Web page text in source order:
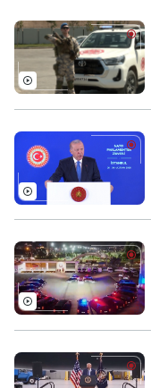
Chuyên mục
Thời sự
Hà Nội
Chính trị
An ninh trật tự
Công nghệ
Hà Nội
Nhịp sống Hà Nội
Khoảnh khắc Hà Nội
Ẩm thực
Thế giới
Tin tức
Quân sự
Hồ sơ
Người Việt 4 phương
Kinh tế
Tin tức
Tài chính Ngân hàng
Nhà đất
Tàu và Xe